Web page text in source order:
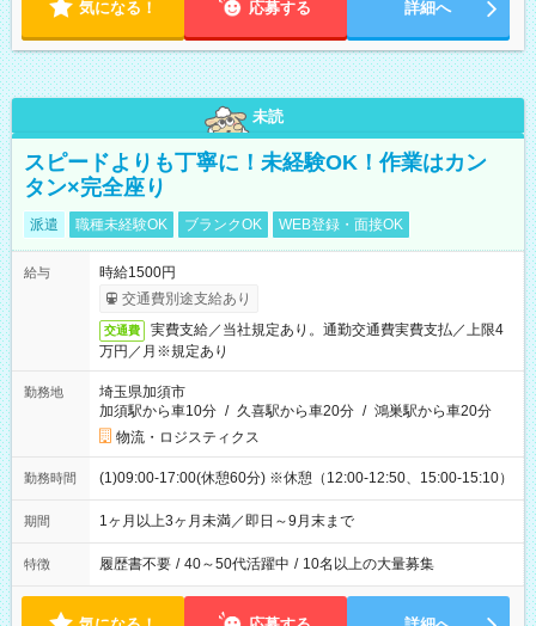
気になる！ 応募する 詳細へ
未読
スピードよりも丁寧に！未経験OK！作業はカン
タン×完全座り
派遣 職種未経験OK ブランクOK WEB登録・面接OK
給与
時給1500円
交通費別途支給あり
交通費
実費支給／当社規定あり。通勤交通費実費支払／上限4
万円／月※規定あり
勤務地
埼玉県加須市
加須駅から車10分 / 久喜駅から車20分 / 鴻巣駅から車20分
物流・ロジスティクス
勤務時間 (1)09:00-17:00(休憩60分) ※休憩（12:00-12:50、15:00-15:10）
期間 1ヶ月以上3ヶ月未満／即日～9月末まで
特徴 履歴書不要 / 40～50代活躍中 / 10名以上の大量募集